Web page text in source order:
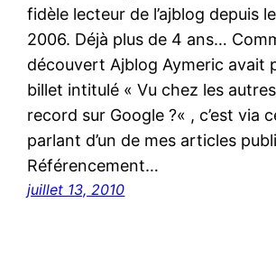
fidèle lecteur de l’ajblog depuis
2006. Déjà plus de 4 ans…
découvert Ajblog Aymeric avait
billet intitulé « Vu chez les
record sur Google ?« , c’est via
parlant d’un de mes articles
Référencement…
juillet 13, 2010